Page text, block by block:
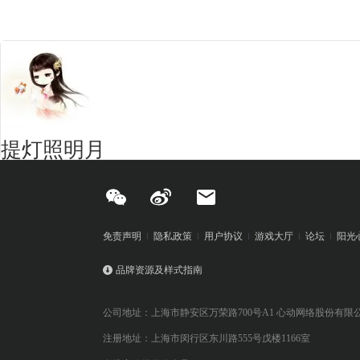
提灯照明月
免责声明 隐私政策 用户协议 游戏大厅 论坛 阳光
品牌资源及样式指南
公司地址：上海市静安区万荣路700号A1 心动网络股份有限
注册地址：上海市闵行区东川路555号戊楼1166室